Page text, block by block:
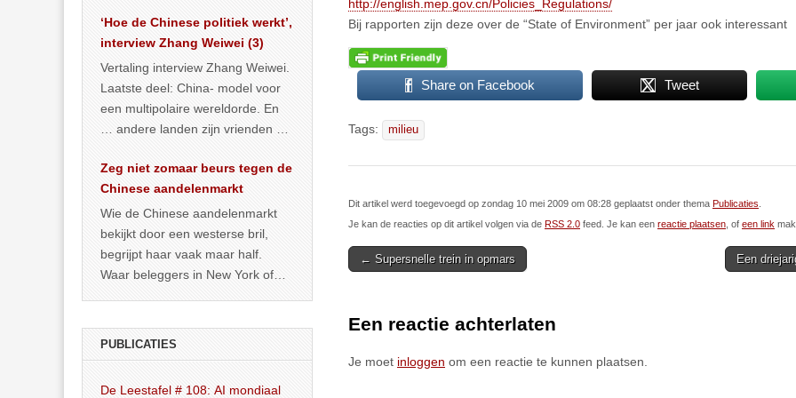
http://english.mep.gov.cn/Policies_Regulations/
Bij rapporten zijn deze over de “State of Environment” per jaar ook interessant
Share on Facebook Tweet
Tags: milieu
Dit artikel werd toegevoegd op zondag 10 mei 2009 om 08:28 geplaatst onder thema Publicaties
Je kan de reacties op dit artikel volgen via de RSS 2.0 feed. Je kan een reactie plaatsen , of een link
Post
← Supersnelle trein in opmars Een
Een reactie achterlaten
Je moet inloggen om een reactie te kunnen plaatsen.
… >> lees meer
‘Hoe de Chinese politiek werkt’,
interview Zhang Weiwei (3)
Vertaling interview Zhang Weiwei.
Laatste deel: China- model voor
een multipolaire wereldorde. En
… andere landen zijn vrienden of
Zeg niet zomaar beurs tegen de
Chinese aandelenmarkt
Wie de Chinese aandelenmarkt
bekijkt door een westerse bril,
begrijpt haar vaak maar half.
Waar beleggers in New York of
PUBLICATIES
De Leestafel # 108: AI mondiaal